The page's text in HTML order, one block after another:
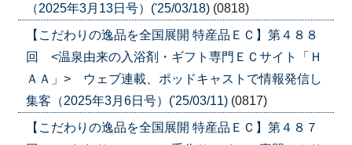
（2025年3月13日号）('25/03/18) (0818)
【こだわりの逸品を全国展開 特産品ＥＣ】第４８８
回 <温泉由来の入浴剤・ギフト専門ＥＣサイト「Ｈ
ＡＡ」> ウェブ連載、ポッドキャストで情報発信し
集客（2025年3月6日号）('25/03/11) (0817)
【こだわりの逸品を全国展開 特産品ＥＣ】第４８７